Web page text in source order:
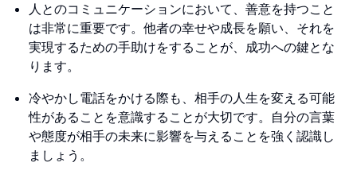
人とのコミュニケーションにおいて、善意を持つこと
は非常に重要です。他者の幸せや成長を願い、それを
実現するための手助けをすることが、成功への鍵とな
ります。
冷やかし電話をかける際も、相手の人生を変える可能
性があることを意識することが大切です。自分の言葉
や態度が相手の未来に影響を与えることを強く認識し
ましょう。